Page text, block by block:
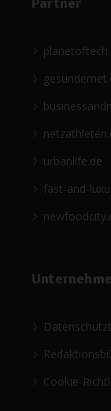
urbanlife.de
fast-and-
Cookie-